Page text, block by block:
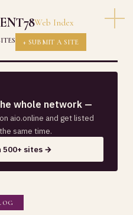
Web Index
+ SUBMIT A SITE
whole network —
aio.online and get listed
same time.
500+ sites →